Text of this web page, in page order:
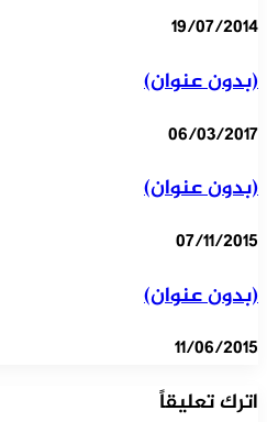
19/07/2014
(بدون عنوان)
06/03/2017
(بدون عنوان)
07/11/2015
(بدون عنوان)
11/06/2015
اترك تعليقاً